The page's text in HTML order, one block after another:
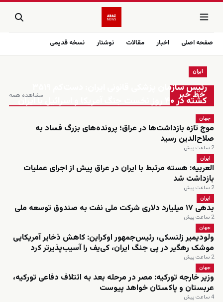
صفحه اصلی اخبار مقالات نوشتار نسخه قدیمی
زنده
خط خبر مشاهده همه
ایران
کشته در ۴۰ روز نخست جنگ آمریکا و اسرائیل با ایران
جهان
موج تازه بازداشت‌ها در عراق؛ پرونده‌های بزرگ فساد به
صلاح‌الدین رسید
2 ساعت پیش
ایران
العربیه: هسته مرتبط با ایران در عراق پیش از اجرای عملیات
بازداشت شد
2 ساعت پیش
ایران
بدهی ۱۷ میلیارد دلاری شرکت ملی نفت به صندوق توسعه ملی
2 ساعت پیش
جهان
ولودیمیر زلنسکی، رئیس‌جمهور اوکراین: کاهش ذخایر آمریکایی
موشک رهگیر در پی جنگ ایران، کی‌یف را آسیب‌پذیرتر کرد
2 ساعت پیش
جهان
وزیر خارجه تورکیه: مصر در مرحله بعد به ائتلاف دفاعی تورکیه،
عربستان و پاکستان خواهد پیوست
4 ساعت پیش